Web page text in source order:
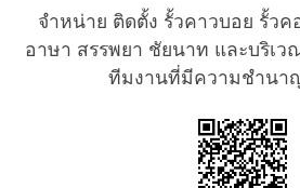
จำหน่าย ติดตั้ง รั้วคาวบอย รั้ว
อาษา สรรพยา ชัยนาท และบริเว
ทีมงานที่มีความชำนา